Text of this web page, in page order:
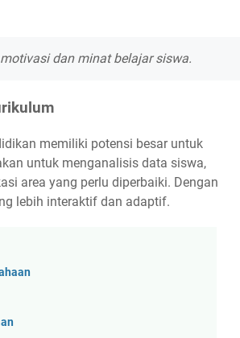
dan minat belajar siswa.
memiliki potensi besar untuk
untuk menganalisis data siswa,
area yang perlu diperbaiki. Dengan
lebih interaktif dan adaptif.